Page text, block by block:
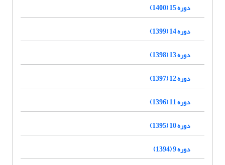
دوره 15 (1400)
دوره 14 (1399)
دوره 13 (1398)
دوره 12 (1397)
دوره 11 (1396)
دوره 10 (1395)
دوره 9 (1394)